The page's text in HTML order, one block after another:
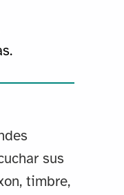
sus
timbre,